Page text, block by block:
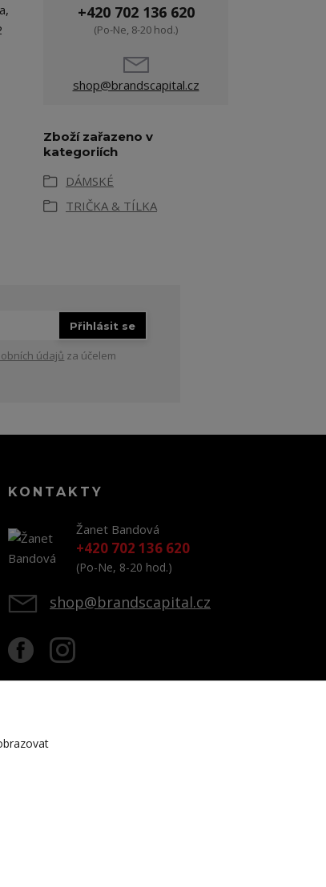
+420 702 136 620
(Po-Ne, 8-20 hod.)
shop@brandscapital.cz
Zboží zařazeno v
kategoriích
DÁMSKÉ
TRIČKA & TÍLKA
Přihlásit se
údajů za účelem
KONTAKTY
Žanet Bandová
+420 702 136 620
(Po-Ne, 8-20 hod.)
shop@brandscapital.cz